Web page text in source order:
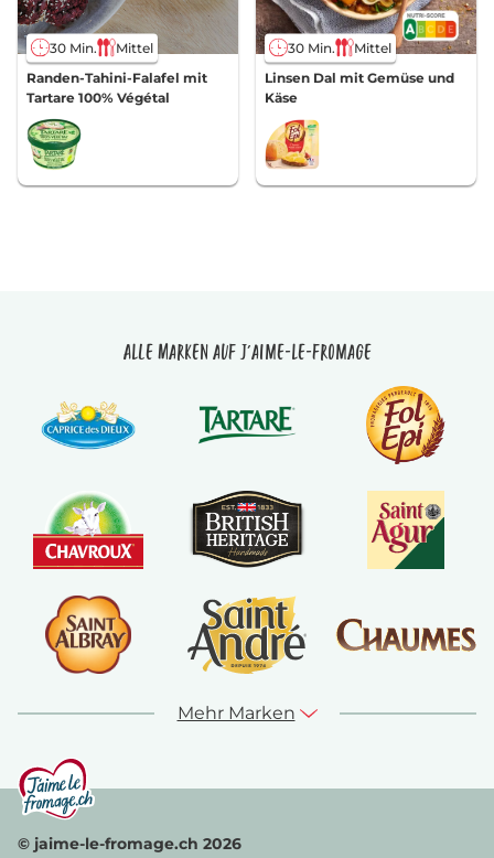
30 Min.
Mittel
Randen-Tahini-Falafel mit
Tartare 100% Végétal
30 Min.
Mittel
Linsen Dal mit Gemüse und
Käse
Alle Marken auf J'aime-le-fromage
Mehr Marken
© jaime-le-fromage.ch 2026